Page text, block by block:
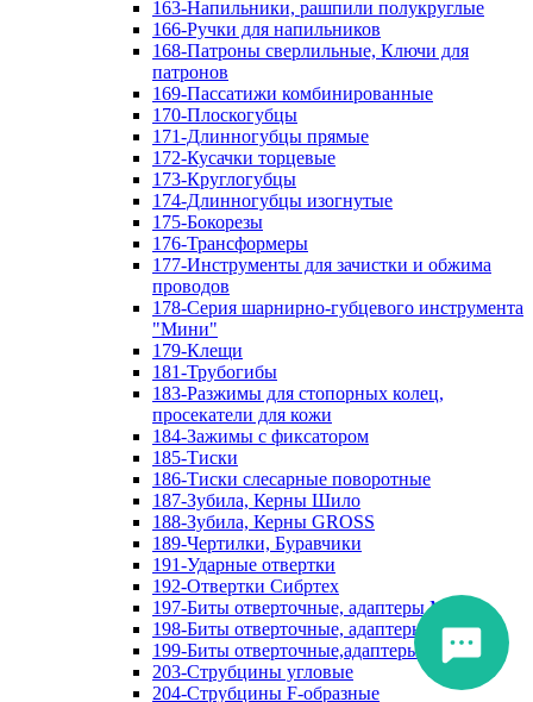
163-Напильники, рашпили полукруглые
166-Ручки для напильников
168-Патроны сверлильные, Ключи для
патронов
169-Пассатижи комбинированные
170-Плоскогубцы
171-Длинногубцы прямые
172-Кусачки торцевые
173-Круглогубцы
174-Длинногубцы изогнутые
175-Бокорезы
176-Трансформеры
177-Инструменты для зачистки и обжима
проводов
178-Серия шарнирно-губцевого инструмента
"Мини"
179-Клещи
181-Трубогибы
183-Разжимы для стопорных колец,
просекатели для кожи
184-Зажимы с фиксатором
185-Тиски
186-Тиски слесарные поворотные
187-Зубила, Керны Шило
188-Зубила, Керны GROSS
189-Чертилки, Буравчики
191-Ударные отвертки
192-Отвертки Сибртех
197-Биты отверточные, адаптеры Matrix
198-Биты отверточные, адаптеры Прочие
199-Биты отверточные,адаптеры Сибртех
203-Струбцины угловые
204-Струбцины F-образные